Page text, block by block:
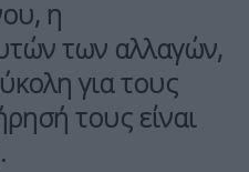
η
των αλλαγών,
για τους
τους είναι